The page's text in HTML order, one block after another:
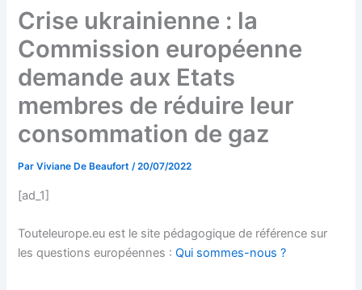
Crise ukrainienne : la
Commission européenne
demande aux Etats
membres de réduire leur
consommation de gaz
ParViviane De Beaufort/20/07/2022
[ad_1]
Touteleurope.eu est le site pédagogique de référence sur
les questions européennes :Qui sommes-nous ?